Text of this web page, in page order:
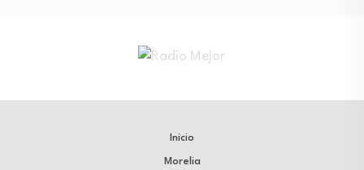
Inicio
Morelia